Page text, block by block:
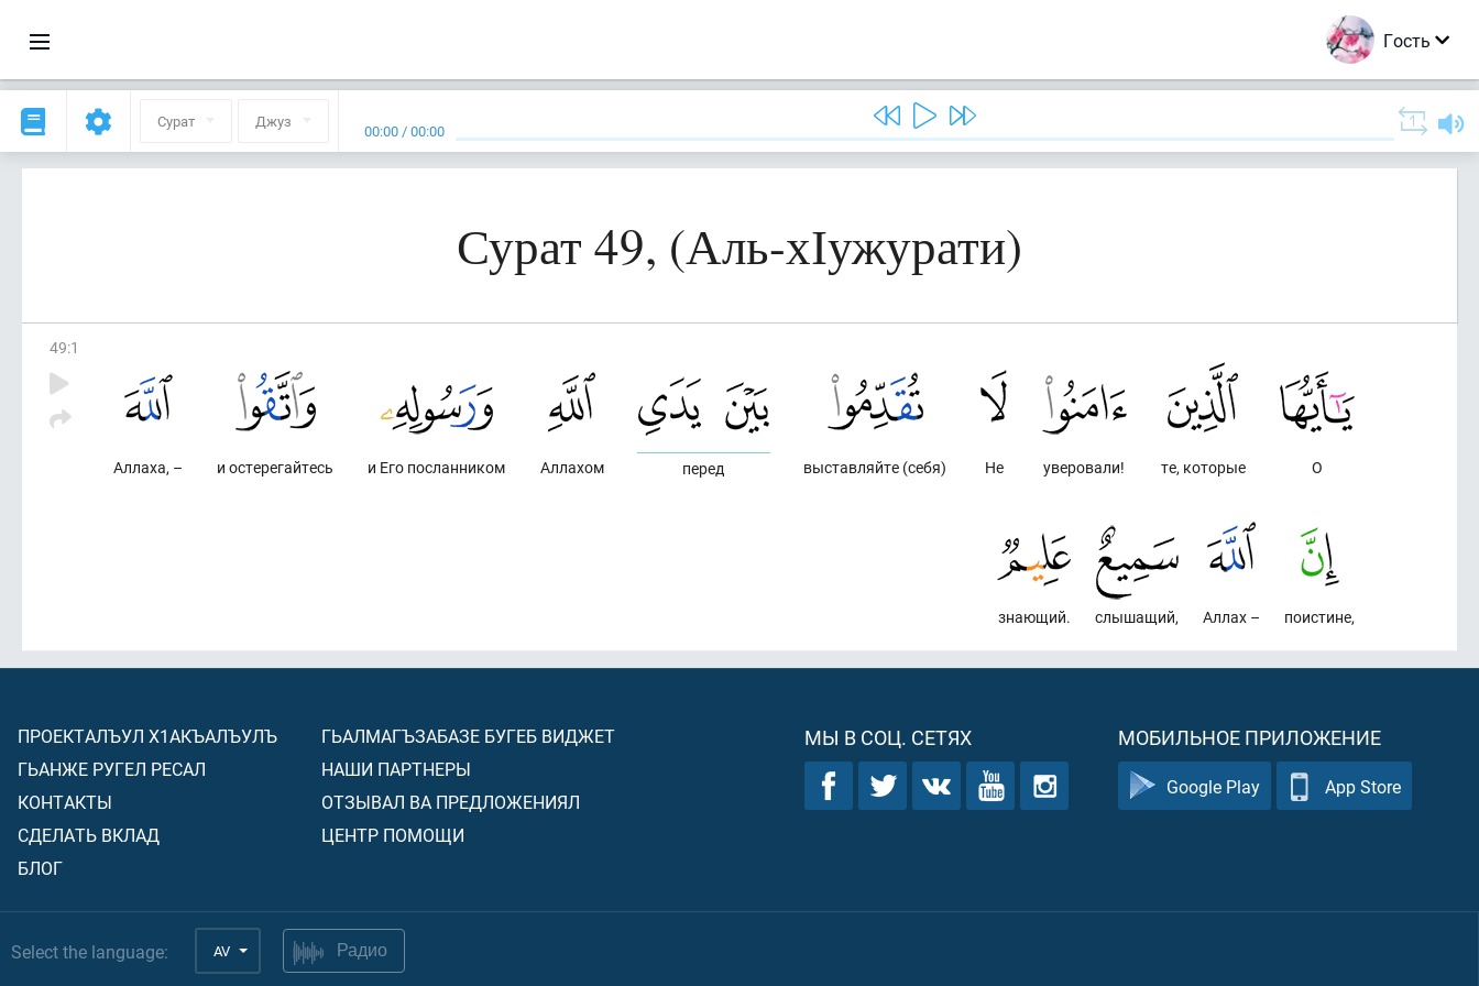
Гость
Сурат Джуз 00:00 /00:00
Сурат 49, (Аль-хІужурати)
49:1
О
те, которые
уверовали!
Не
выставляйте (себя)
перед
Аллахом
и Его посланником
и остерегайтесь
Аллаха, –
поистине,
Аллах –
слышащий,
знающий.
ПРОЕКТАЛЪУЛ Х1АКЪАЛЪУЛЪ
ГЬАНЖЕ РУГЕЛ РЕСАЛ
КОНТАКТЫ
СДЕЛАТЬ ВКЛАД
БЛОГ
ГЬАЛМАГЪЗАБАЗЕ БУГЕБ ВИДЖЕТ
НАШИ ПАРТНЕРЫ
ОТЗЫВАЛ ВА ПРЕДЛОЖЕНИЯЛ
ЦЕНТР ПОМОЩИ
МЫ В СОЦ. СЕТЯХ МОБИЛЬНОЕ ПРИЛОЖЕНИЕ
Google Play App Store
Select the language: AV Радио